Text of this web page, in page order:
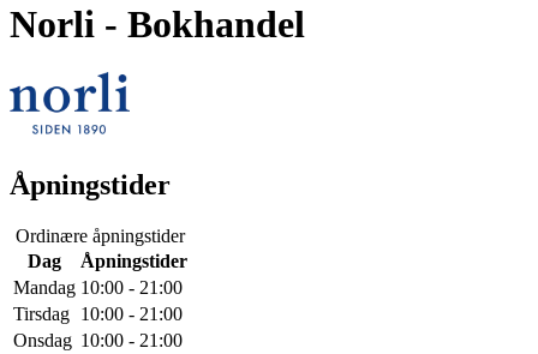
Norli - Bokhandel
Åpningstider
Ordinære åpningstider
Dag
Åpningstider
Mandag 10:00 - 21:00
Tirsdag 10:00 - 21:00
Onsdag 10:00 - 21:00